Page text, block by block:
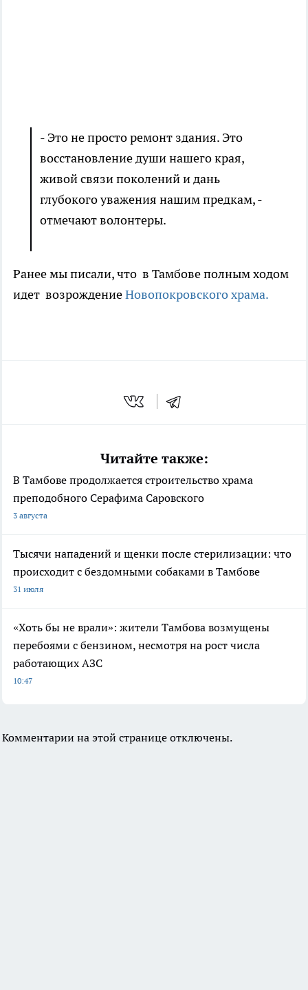
- Это не просто ремонт здания. Это
восстановление души нашего края,
живой связи поколений и дань
глубокого уважения нашим предкам, -
отмечают волонтеры.
Ранее мы писали, что в Тамбове полным ходом
идет возрождениеНовопокровского храма.
Читайте также:
В Тамбове продолжается строительство храма
преподобного Серафима Саровского
3 августа
Тысячи нападений и щенки после стерилизации: что
происходит с бездомными собаками в Тамбове
31 июля
«Хоть бы не врали»: жители Тамбова возмущены
перебоями с бензином, несмотря на рост числа
работающих АЗС
10:47
Комментарии на этой странице отключены.